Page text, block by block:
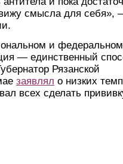
смысла для себя»,
и федеральном
— единственный
Рязанской
заявлял о низких
всех сделать